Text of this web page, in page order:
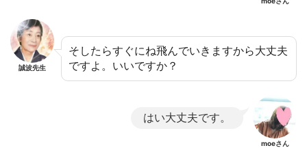
誠波先生
そしたらすぐにね飛んでいきますから大丈夫
ですよ。いいですか？
はい大丈夫です。
moeさん